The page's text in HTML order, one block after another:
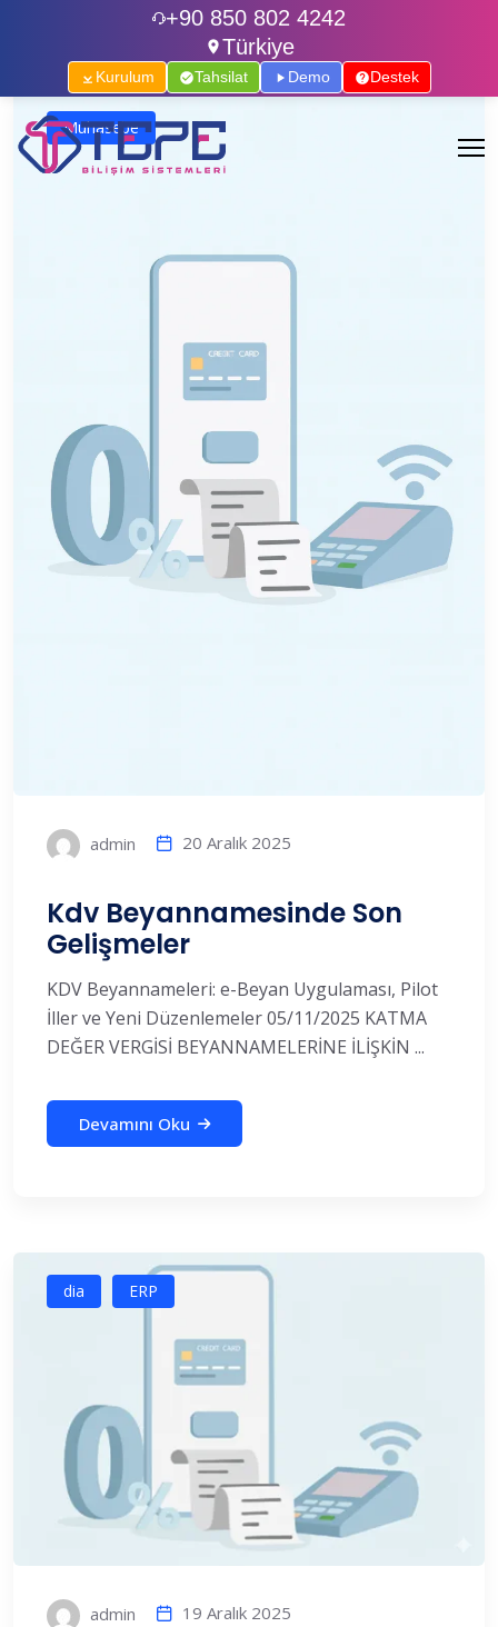
+90 850 802 4242
Türkiye
Kurulum Tahsilat Demo Destek
Muhasebe
admin 20 Aralık 2025
Kdv Beyannamesinde Son
Gelişmeler
KDV Beyannameleri: e-Beyan Uygulaması, Pilot
İller ve Yeni Düzenlemeler 05/11/2025 KATMA
DEĞER VERGİSİ BEYANNAMELERİNE İLİŞKİN ...
Devamını Oku
dia ERP
admin 19 Aralık 2025